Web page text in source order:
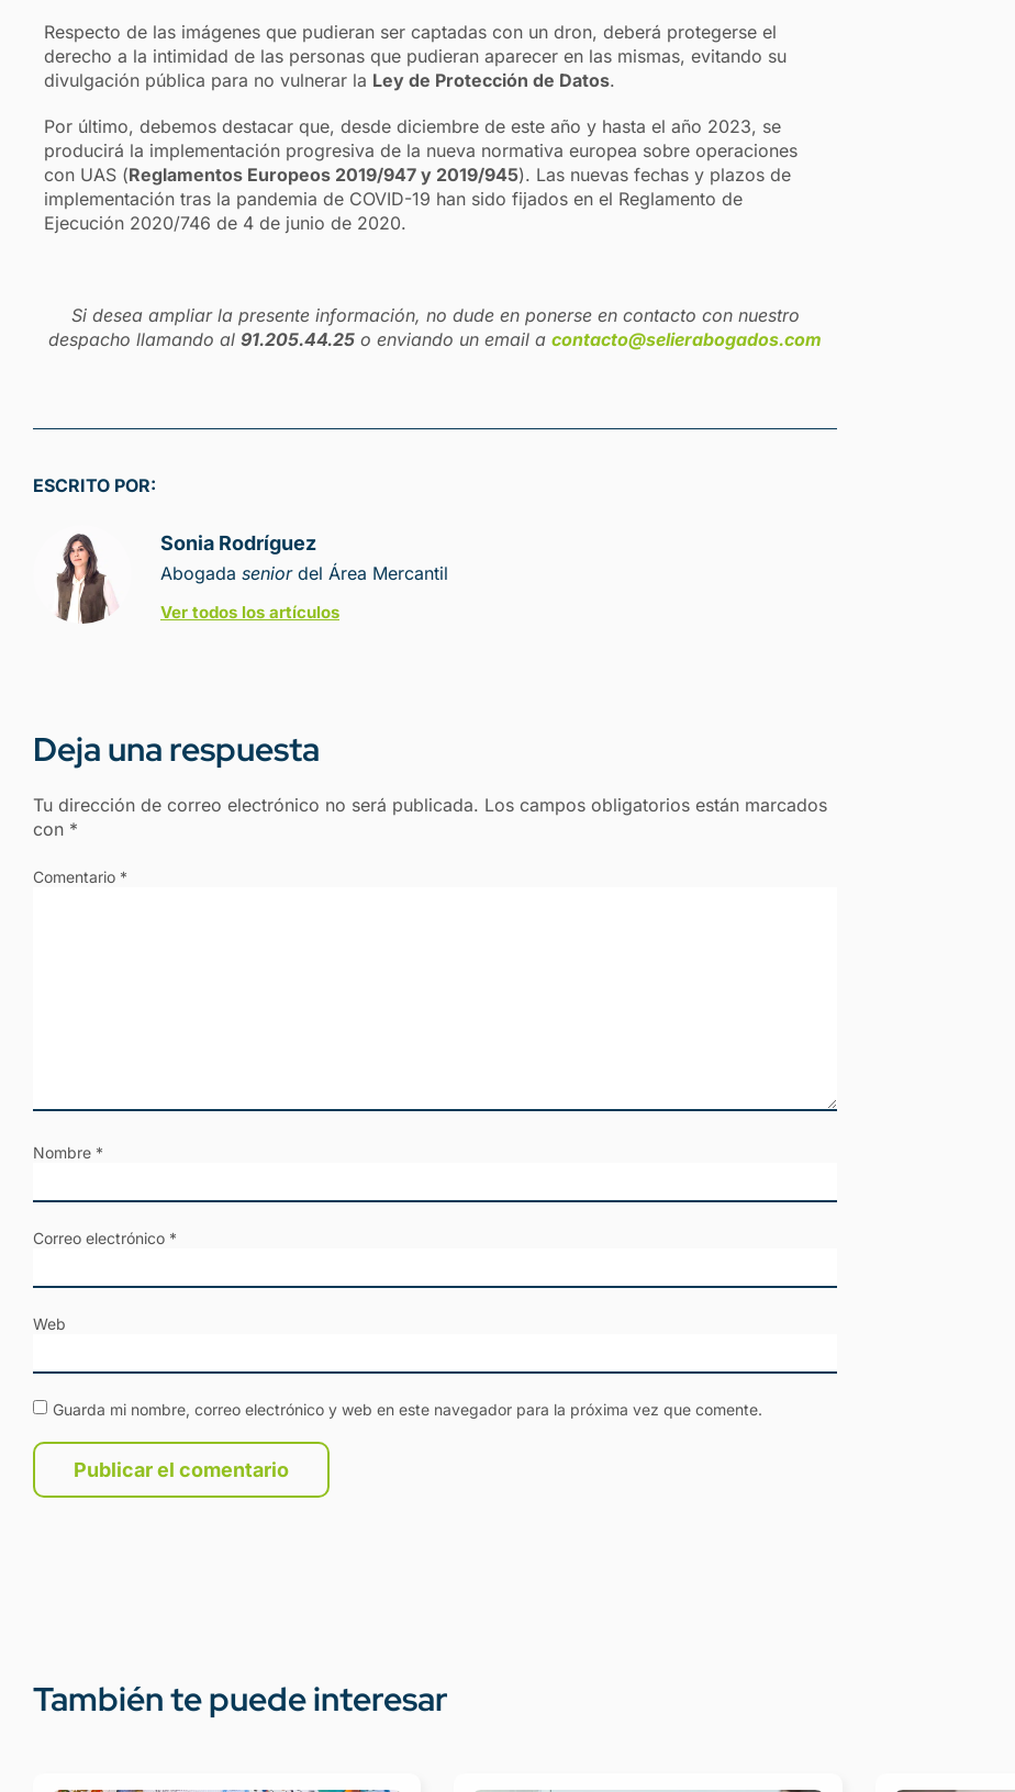
Respecto de las imágenes que pudieran ser captadas con un dron, deberá protegerse el
derecho a la intimidad de las personas que pudieran aparecer en las mismas, evitando su
divulgación pública para no vulnerar la Ley de Protección de Datos.
Por último, debemos destacar que, desde diciembre de este año y hasta el año 2023, se
producirá la implementación progresiva de la nueva normativa europea sobre operaciones
con UAS (Reglamentos Europeos 2019/947 y 2019/945). Las nuevas fechas y plazos de
implementación tras la pandemia de COVID-19 han sido fijados en el Reglamento de
Ejecución 2020/746 de 4 de junio de 2020.
Si desea ampliar la presente información, no dude en ponerse en contacto con nuestro
despacho llamando al91.205.44.25 o enviando un email acontacto@selierabogados.com
ESCRITO POR:
Sonia Rodríguez
Abogada seniordel Área Mercantil
Ver todos los artículos
Deja una respuesta
Tu dirección de correo electrónico no será publicada. Los campos obligatorios están marcados
con *
Comentario *
Nombre *
Correo electrónico *
Web
Guarda mi nombre, correo electrónico y web en este navegador para la próxima vez que comente.
También te puede interesar